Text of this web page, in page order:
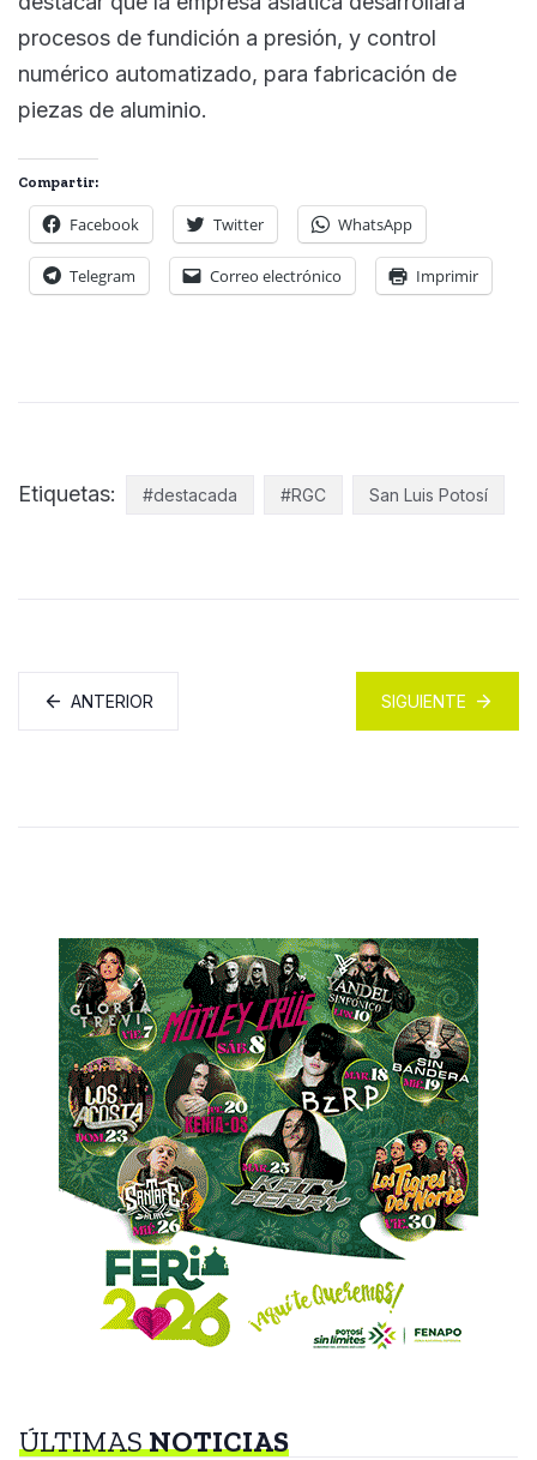
procesos de fundición a presión, y control
numérico automatizado, para fabricación de
piezas de aluminio.
Compartir:
Facebook Twitter WhatsApp
Telegram Correo electrónico Imprimir
Etiquetas: #destacada #RGC San Luis Potosí
ANTERIOR SIGUIENTE
ÚLTIMASNOTICIAS